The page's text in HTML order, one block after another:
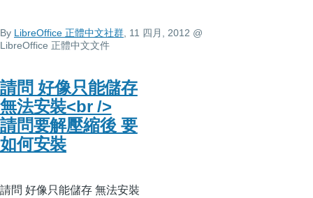
By LibreOffice 正體中文社群 , 11 四月, 2012 @
LibreOffice 正體中文文件
請問 好像只能儲存
無法安裝<br />
請問要解壓縮後 要
如何安裝
請問 好像只能儲存 無法安裝